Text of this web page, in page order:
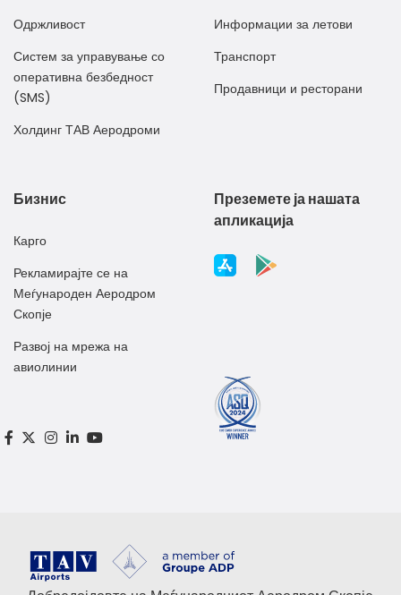
Одржливост
Систем за управување со
оперативна безбедност
(SMS)
Холдинг ТАВ Аеродроми
Информации за летови
Транспорт
Продавници и ресторани
Бизнис
Карго
Рекламирајте се на
Меѓународен Аеродром
Скопје
Развој на мрежа на
авиолинии
Преземете ја нашата
апликација